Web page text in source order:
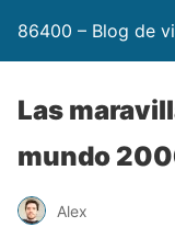
86400 – Blog de
Las
mundo
Alex